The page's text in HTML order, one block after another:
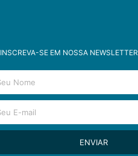
INSCREVA-SE EM NOSSA NEWSLETTER
ENVIAR